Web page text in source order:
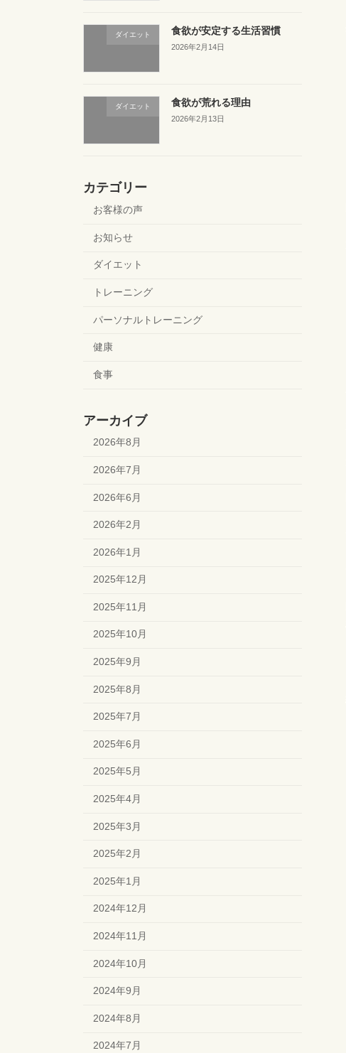
ダイエット 食欲が安定する生活習慣
2026年2月14日
ダイエット 食欲が荒れる理由
2026年2月13日
カテゴリー
お客様の声
お知らせ
ダイエット
トレーニング
パーソナルトレーニング
健康
食事
アーカイブ
2026年8月
2026年7月
2026年6月
2026年2月
2026年1月
2025年12月
2025年11月
2025年10月
2025年9月
2025年8月
2025年7月
2025年6月
2025年5月
2025年4月
2025年3月
2025年2月
2025年1月
2024年12月
2024年11月
2024年10月
2024年9月
2024年8月
2024年7月